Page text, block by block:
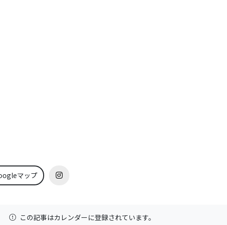
マップ
この記事はカレンダーに登録されています。